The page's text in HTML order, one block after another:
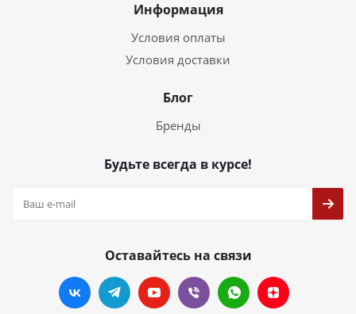
Информация
Условия оплаты
Условия доставки
Блог
Бренды
Будьте всегда в курсе!
Оставайтесь на связи